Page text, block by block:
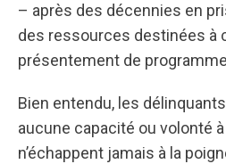
– après des décennies en
des ressources destinées à
présentement de
Bien entendu, les
aucune capacité ou volonté
n’échappent jamais à la